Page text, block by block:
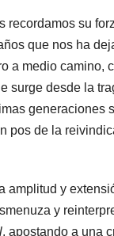
recordamos su
que nos ha
a medio camino,
surge desde la
generaciones
pos de la
amplitud y
y
, apostando a una